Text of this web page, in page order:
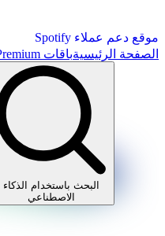
موقع دعم عملاء Spotify
الصفحة الرئيسيةباقات Premium
البحث باستخدام الذكاء
الاصطناعي